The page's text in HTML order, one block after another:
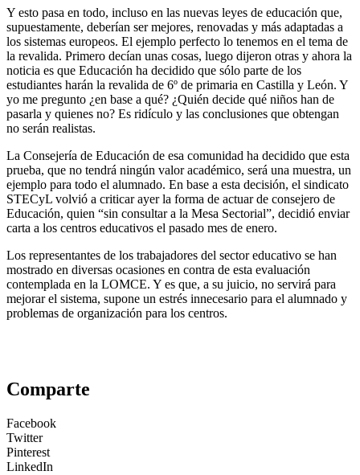
Y esto pasa en todo, incluso en las nuevas leyes de educación que,
supuestamente, deberían ser mejores, renovadas y más adaptadas a
los sistemas europeos. El ejemplo perfecto lo tenemos en el tema de
la revalida. Primero decían unas cosas, luego dijeron otras y ahora la
noticia es que Educación ha decidido que sólo parte de los
estudiantes harán la revalida de 6º de primaria en Castilla y León. Y
yo me pregunto ¿en base a qué? ¿Quién decide qué niños han de
pasarla y quienes no? Es ridículo y las conclusiones que obtengan
no serán realistas.
La Consejería de Educación de esa comunidad ha decidido que esta
prueba, que no tendrá ningún valor académico, será una muestra, un
ejemplo para todo el alumnado. En base a esta decisión, el sindicato
STECyL volvió a criticar ayer la forma de actuar de consejero de
Educación, quien “sin consultar a la Mesa Sectorial”, decidió enviar
carta a los centros educativos el pasado mes de enero.
Los representantes de los trabajadores del sector educativo se han
mostrado en diversas ocasiones en contra de esta evaluación
contemplada en la LOMCE. Y es que, a su juicio, no servirá para
mejorar el sistema, supone un estrés innecesario para el alumnado y
problemas de organización para los centros.
Comparte
Facebook
Twitter
Pinterest
LinkedIn